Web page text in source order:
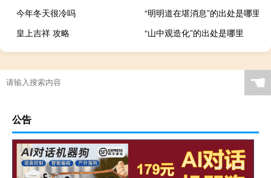
今年冬天很冷吗
“明明道在堪消息”的出处是哪里
皇上吉祥 攻略
“山中观造化”的出处是哪里
☚
公告